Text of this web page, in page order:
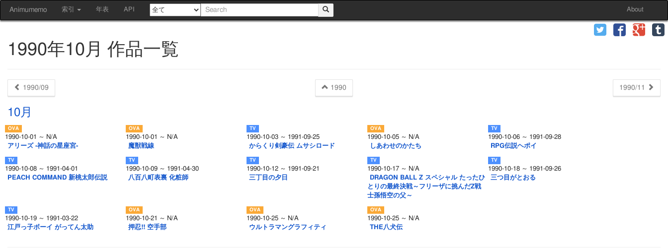
Animumemo 索引 年表 API About
1990年10月 作品一覧
1990/09 1990 1990/11
10月
1990-10-01 ～ N/A
アリーズ -神話の星座宮-
1990-10-01 ～ N/A
魔獣戦線
1990-10-03 ～ 1991-09-25
からくり剣豪伝 ムサシロード
1990-10-05 ～ N/A
しあわせのかたち
1990-10-06 ～ 1991-09-28
RPG伝説ヘポイ
1990-10-08 ～ 1991-04-01
PEACH COMMAND 新桃太郎伝説
1990-10-09 ～ 1991-04-30
八百八町表裏 化粧師
1990-10-12 ～ 1991-09-21
三丁目の夕日
1990-10-17 ～ N/A
DRAGON BALL Z スペシャル たったひ
とりの最終決戦～フリーザに挑んだZ戦
士孫悟空の父～
1990-10-18 ～ 1991-09-26
三つ目がとおる
1990-10-19 ～ 1991-03-22
江戸っ子ボーイ がってん太助
1990-10-21 ～ N/A
押忍!! 空手部
1990-10-25 ～ N/A
ウルトラマングラフィティ
1990-10-25 ～ N/A
THE八犬伝